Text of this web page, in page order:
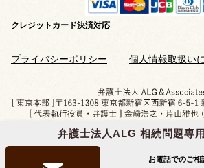
弁護士法人ALG 相続問題専
お電話でのご相
クレジットカード決済対応
プライバシーポリシー 個人情報取扱い
Copyright © 2019-2026 相続問題の
弁護士法人ALG&Associates All